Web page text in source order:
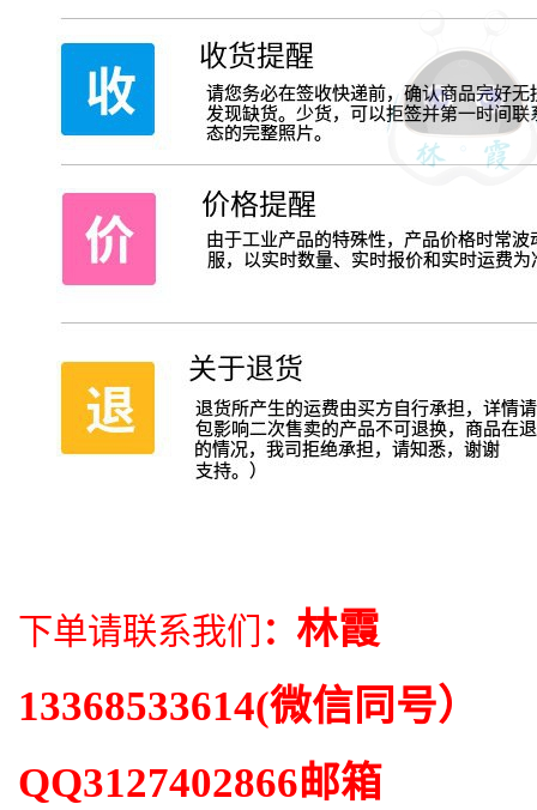
下单请联系我们 ： 林霞
13368533614(微信同号）
QQ3127402866邮箱